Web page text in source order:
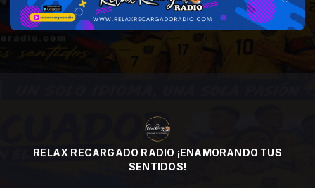
RELAX RECARGADO RADIO ¡ENAMORANDO TUS
SENTIDOS!